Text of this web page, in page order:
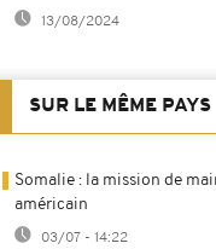
13/08/2024
SUR LE MÊME PAYS
Somalie : la mission de
américain
03/07 - 14:22